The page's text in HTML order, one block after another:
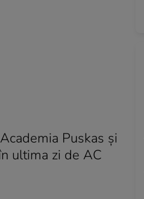
Puskas şi
ultima zi de AC